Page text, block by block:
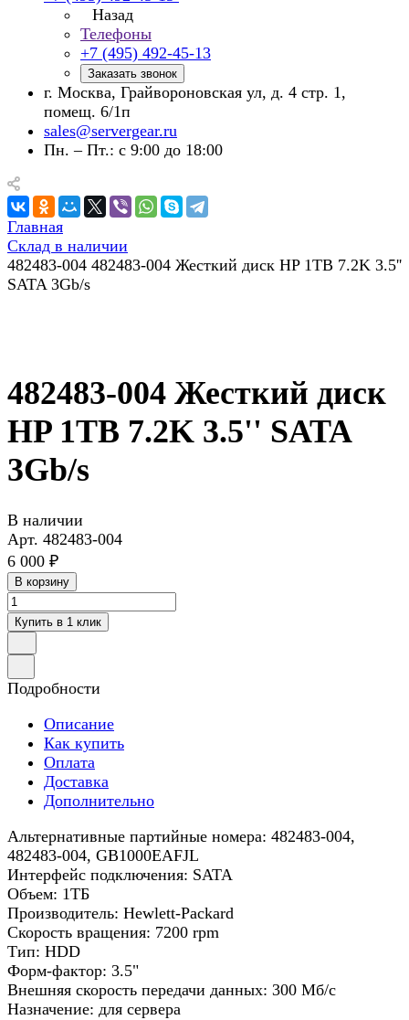
Назад
Телефоны
+7 (495) 492-45-13
Заказать звонок
г. Москва, Грайвороновская ул, д. 4 стр. 1,
помещ. 6/1п
sales@servergear.ru
Пн. – Пт.: с 9:00 до 18:00
Главная
Склад в наличии
482483-004 482483-004 Жесткий диск HP 1TB 7.2K 3.5''
SATA 3Gb/s
482483-004 Жесткий диск
HP 1TB 7.2K 3.5'' SATA
3Gb/s
В наличии
Арт. 482483-004
6 000 ₽
В корзину
Купить в 1 клик
Подробности
Описание
Как купить
Оплата
Доставка
Дополнительно
Альтернативные партийные номера: 482483-004,
482483-004, GB1000EAFJL
Интерфейс подключения: SATA
Объем: 1ТБ
Производитель: Hewlett-Packard
Скорость вращения: 7200 rpm
Тип: HDD
Форм-фактор: 3.5"
Внешняя скорость передачи данных: 300 Мб/с
Назначение: для сервера